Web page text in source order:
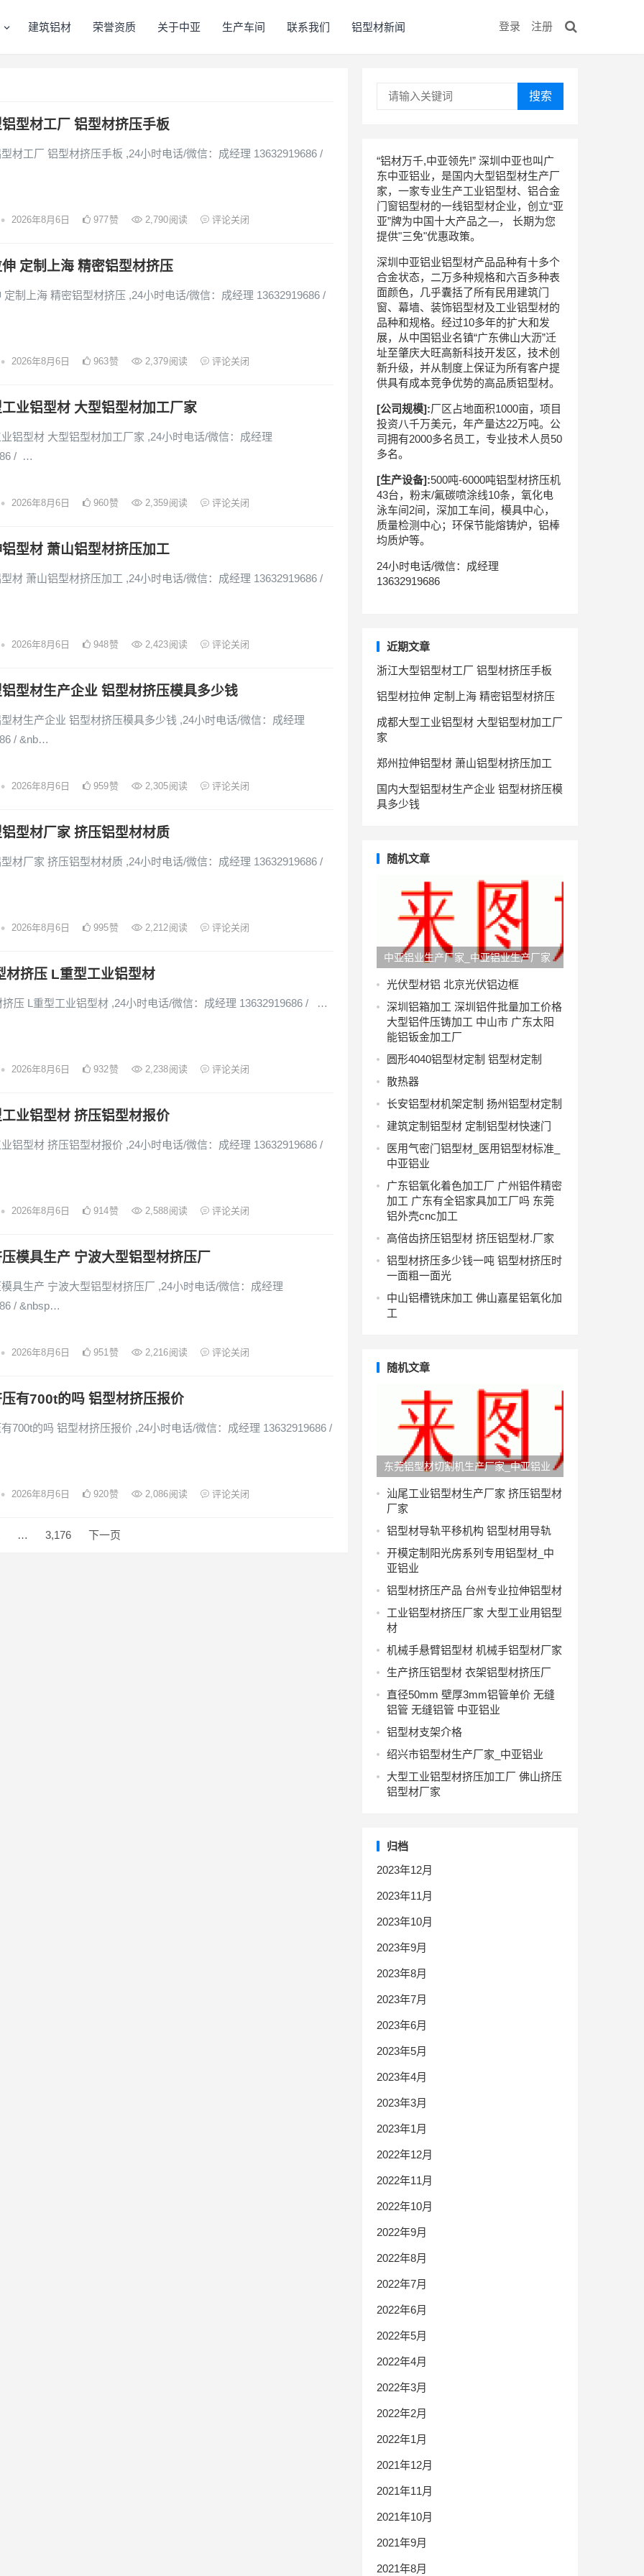
建筑铝材 荣誉资质 关于中亚 生产车间 联系我们 铝型材新闻 登录 注册
型材工厂 铝型材挤压手板
材工厂 铝型材挤压手板 ,24小时电话/微信：成经理 13632919686 /
• 2026年8月6日 977赞 2,790阅读 评论关闭
定制上海 精密铝型材挤压
定制上海 精密铝型材挤压 ,24小时电话/微信：成经理 13632919686 /
• 2026年8月6日 963赞 2,379阅读 评论关闭
业铝型材 大型铝型材加工厂家
铝型材 大型铝型材加工厂家 ,24小时电话/微信：成经理
/ …
• 2026年8月6日 960赞 2,359阅读 评论关闭
型材 萧山铝型材挤压加工
材 萧山铝型材挤压加工 ,24小时电话/微信：成经理 13632919686 /
• 2026年8月6日 948赞 2,423阅读 评论关闭
铝型材生产企业 铝型材挤压模具多少钱
材生产企业 铝型材挤压模具多少钱 ,24小时电话/微信：成经理
/ &nb…
• 2026年8月6日 959赞 2,305阅读 评论关闭
型材厂家 挤压铝型材材质
材厂家 挤压铝型材材质 ,24小时电话/微信：成经理 13632919686 /
• 2026年8月6日 995赞 2,212阅读 评论关闭
材挤压 L重型工业铝型材
挤压 L重型工业铝型材 ,24小时电话/微信：成经理 13632919686 / …
• 2026年8月6日 932赞 2,238阅读 评论关闭
业铝型材 挤压铝型材报价
铝型材 挤压铝型材报价 ,24小时电话/微信：成经理 13632919686 /
• 2026年8月6日 914赞 2,588阅读 评论关闭
模具生产 宁波大型铝型材挤压厂
具生产 宁波大型铝型材挤压厂 ,24小时电话/微信：成经理
/ &nbsp…
• 2026年8月6日 951赞 2,216阅读 评论关闭
有700t的吗 铝型材挤压报价
700t的吗 铝型材挤压报价 ,24小时电话/微信：成经理 13632919686 /
• 2026年8月6日 920赞 2,086阅读 评论关闭
… 3,176 下一页
搜索
“铝材万千,中亚领先!” 深圳中亚也叫广
东中亚铝业，是国内大型铝型材生产厂
家，一家专业生产工业铝型材、铝合金
门窗铝型材的一线铝型材企业，创立“亚
亚”牌为中国十大产品之—， 长期为您
提供"三免"优惠政策。
深圳中亚铝业铝型材产品品种有十多个
合金状态，二万多种规格和六百多种表
面颜色，几乎囊括了所有民用建筑门
窗、幕墙、装饰铝型材及工业铝型材的
品种和规格。经过10多年的扩大和发
展，从中国铝业名镇“广东佛山大沥”迁
址至肇庆大旺高新科技开发区，技术创
新升级，并从制度上保证为所有客户提
供具有成本竞争优势的高品质铝型材。
[公司规模]:厂区占地面积1000亩，项目
投资八千万美元，年产量达22万吨。公
司拥有2000多名员工，专业技术人员50
多名。
[生产设备]:500吨-6000吨铝型材挤压机
43台，粉末/氟碳喷涂线10条，氧化电
泳车间2间，深加工车间，模具中心，
质量检测中心；环保节能熔铸炉，铝棒
均质炉等。
24小时电话/微信：成经理
13632919686
近期文章
浙江大型铝型材工厂 铝型材挤压手板
铝型材拉伸 定制上海 精密铝型材挤压
成都大型工业铝型材 大型铝型材加工厂
家
郑州拉伸铝型材 萧山铝型材挤压加工
国内大型铝型材生产企业 铝型材挤压模
具多少钱
随机文章
中亚铝业生产厂家_中亚铝业生产厂家
光伏型材铝 北京光伏铝边框
深圳铝箱加工 深圳铝件批量加工价格
大型铝件压铸加工 中山市 广东太阳
能铝钣金加工厂
圆形4040铝型材定制 铝型材定制
散热器
长安铝型材机架定制 扬州铝型材定制
建筑定制铝型材 定制铝型材快速门
医用气密门铝型材_医用铝型材标准_
中亚铝业
广东铝氧化着色加工厂 广州铝件精密
加工 广东有全铝家具加工厂吗 东莞
铝外壳cnc加工
高倍齿挤压铝型材 挤压铝型材.厂家
铝型材挤压多少钱一吨 铝型材挤压时
一面粗一面光
中山铝槽铣床加工 佛山嘉星铝氧化加
工
随机文章
东莞铝型材切割机生产厂家_中亚铝业
汕尾工业铝型材生产厂家 挤压铝型材
厂家
铝型材导轨平移机构 铝型材用导轨
开模定制阳光房系列专用铝型材_中
亚铝业
铝型材挤压产品 台州专业拉伸铝型材
工业铝型材挤压厂家 大型工业用铝型
材
机械手悬臂铝型材 机械手铝型材厂家
生产挤压铝型材 衣架铝型材挤压厂
直径50mm 壁厚3mm铝管单价 无缝
铝管 无缝铝管 中亚铝业
铝型材支架介格
绍兴市铝型材生产厂家_中亚铝业
大型工业铝型材挤压加工厂 佛山挤压
铝型材厂家
归档
2023年12月
2023年11月
2023年10月
2023年9月
2023年8月
2023年7月
2023年6月
2023年5月
2023年4月
2023年3月
2023年1月
2022年12月
2022年11月
2022年10月
2022年9月
2022年8月
2022年7月
2022年6月
2022年5月
2022年4月
2022年3月
2022年2月
2022年1月
2021年12月
2021年11月
2021年10月
2021年9月
2021年8月